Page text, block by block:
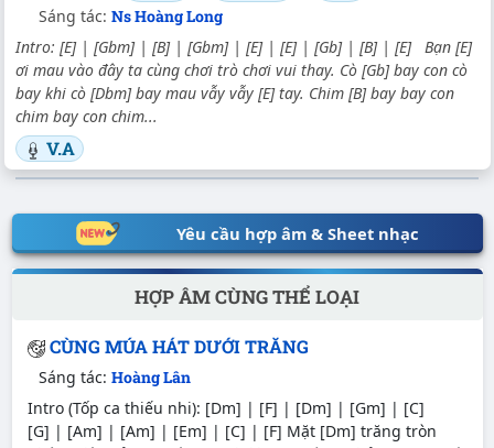
Sáng tác: Ns Hoàng Long
Intro: [E] | [Gbm] | [B] | [Gbm] | [E] | [E] | [Gb] | [B] | [E] Bạn [E]
ơi mau vào đây ta cùng chơi trò chơi vui thay. Cò [Gb] bay con cò
bay khi cò [Dbm] bay mau vẫy vẫy [E] tay. Chim [B] bay bay con
chim bay con chim...
V.A
Yêu cầu hợp âm & Sheet nhạc
HỢP ÂM CÙNG THỂ LOẠI
CÙNG MÚA HÁT DƯỚI TRĂNG
Sáng tác: Hoàng Lân
Intro (Tốp ca thiếu nhi): [Dm] | [F] | [Dm] | [Gm] | [C]
[G] | [Am] | [Am] | [Em] | [C] | [F] Mặt [Dm] trăng tròn